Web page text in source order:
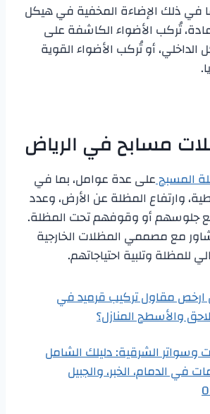
في ذلك الإضاءة المخفية في هيكل
تُركب الأضواء الكاشفة على
الداخلي، أو تُركب الأضواء القوية
مسابح في الرياض
المسبحعلى عدة عوامل، بما في
وارتفاع المظلة عن الأرض، وعدد
جلوسهم أو وقوفهم تحت المظلة.
مع مصممي المظلات الخارجية
للمظلة وتلبية احتياجاتهم.
مقاول تركيب قرميد في
والأسطح المنازل؟
وسواتر الشرقية: دليلك الشامل
في الدمام، الخبر، والجبيل